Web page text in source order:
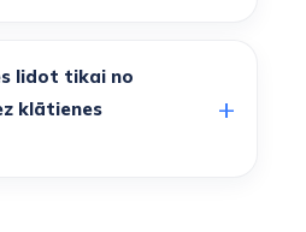
lidot tikai no
klātienes